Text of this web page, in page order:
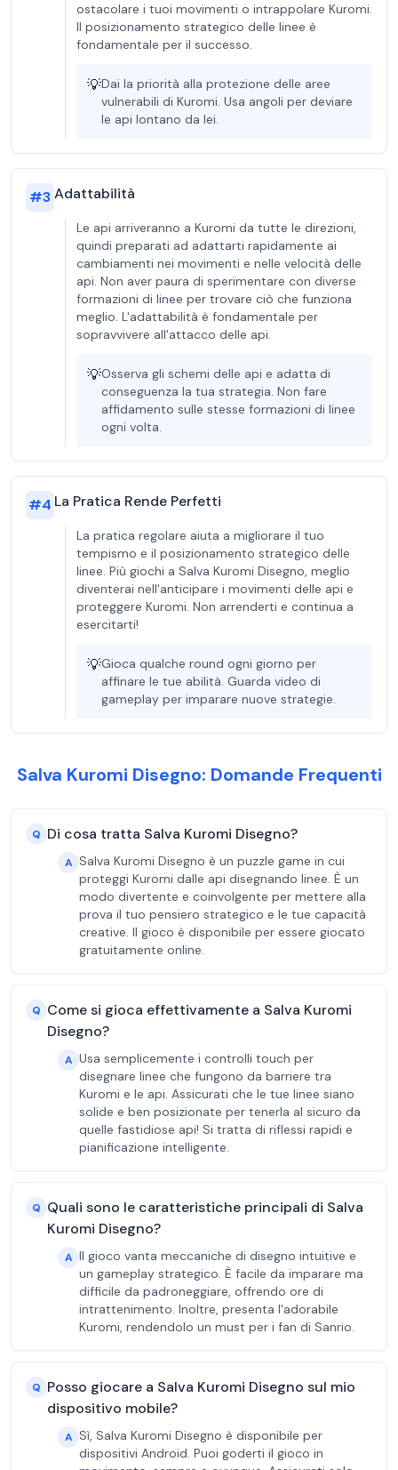
ostacolare i tuoi movimenti o intrappolare Kuromi.
Il posizionamento strategico delle linee è
fondamentale per il successo.
💡Dai la priorità alla protezione delle aree
vulnerabili di Kuromi. Usa angoli per deviare
le api lontano da lei.
#3Adattabilità
Le api arriveranno a Kuromi da tutte le direzioni,
quindi preparati ad adattarti rapidamente ai
cambiamenti nei movimenti e nelle velocità delle
api. Non aver paura di sperimentare con diverse
formazioni di linee per trovare ciò che funziona
meglio. L'adattabilità è fondamentale per
sopravvivere all'attacco delle api.
💡Osserva gli schemi delle api e adatta di
conseguenza la tua strategia. Non fare
affidamento sulle stesse formazioni di linee
ogni volta.
#4 La Pratica Rende Perfetti
La pratica regolare aiuta a migliorare il tuo
tempismo e il posizionamento strategico delle
linee. Più giochi a Salva Kuromi Disegno, meglio
diventerai nell'anticipare i movimenti delle api e
proteggere Kuromi. Non arrenderti e continua a
esercitarti!
💡Gioca qualche round ogni giorno per
affinare le tue abilità. Guarda video di
gameplay per imparare nuove strategie.
Salva Kuromi Disegno: Domande Frequenti
Q Di cosa tratta Salva Kuromi Disegno?
A Salva Kuromi Disegno è un puzzle game in cui
proteggi Kuromi dalle api disegnando linee. È un
modo divertente e coinvolgente per mettere alla
prova il tuo pensiero strategico e le tue capacità
creative. Il gioco è disponibile per essere giocato
gratuitamente online.
Q Come si gioca effettivamente a Salva Kuromi
Disegno?
A Usa semplicemente i controlli touch per
disegnare linee che fungono da barriere tra
Kuromi e le api. Assicurati che le tue linee siano
solide e ben posizionate per tenerla al sicuro da
quelle fastidiose api! Si tratta di riflessi rapidi e
pianificazione intelligente.
Q Quali sono le caratteristiche principali di Salva
Kuromi Disegno?
A Il gioco vanta meccaniche di disegno intuitive e
un gameplay strategico. È facile da imparare ma
difficile da padroneggiare, offrendo ore di
intrattenimento. Inoltre, presenta l'adorabile
Kuromi, rendendolo un must per i fan di Sanrio.
Q Posso giocare a Salva Kuromi Disegno sul mio
dispositivo mobile?
A Sì, Salva Kuromi Disegno è disponibile per
dispositivi Android. Puoi goderti il gioco in